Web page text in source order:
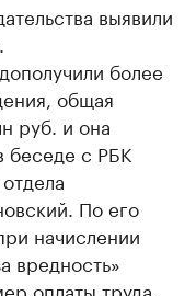
выявили
более
общая
руб. и она
беседе с РБК
По его
начислении
вредность»
оплаты труда.